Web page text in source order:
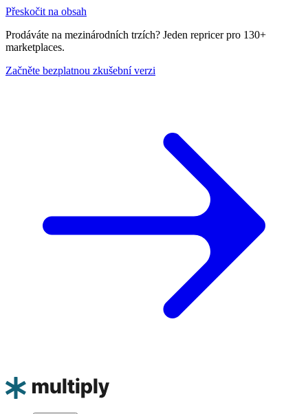
Přeskočit na obsah
Prodáváte na mezinárodních trzích? Jeden repricer pro 130+
marketplaces.
Začněte bezplatnou zkušební verzi